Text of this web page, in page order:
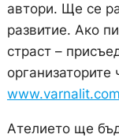
автори. Ще се
развитие. Ако
страст –
организаторите
www.varnalit.com
Ателието ще